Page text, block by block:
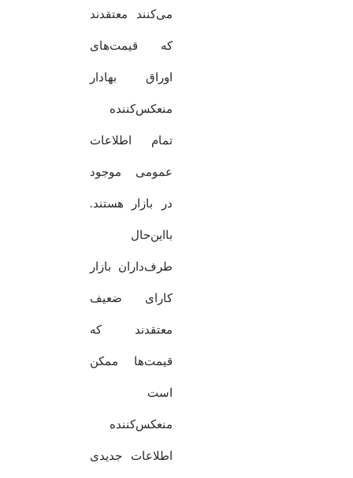
می‌کنند معتقدند
که قیمت‌های
اوراق بهادار
منعکس‌کننده
تمام اطلاعات
عمومی موجود
در بازار هستند.
بااین‌حال
طرف‌داران بازار
کارای ضعیف
معتقدند که
قیمت‌ها ممکن
است
منعکس‌کننده
اطلاعات جدیدی